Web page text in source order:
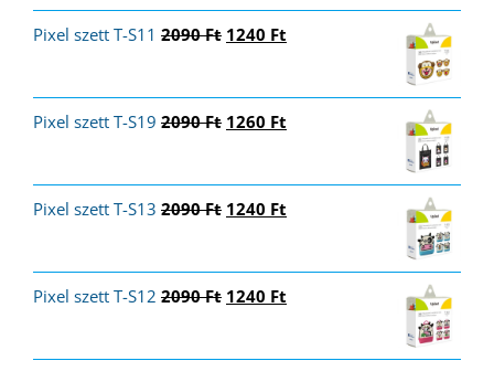
price
was:
price
is:
Pixel szett T-S11 2090Ft Original
1240 Ft
Pixel szett T-S19 2090Ft Original
1260 Ft
Pixel szett T-S13 2090Ft Original
1240 Ft
Pixel szett T-S12 2090Ft Original
1240 Ft